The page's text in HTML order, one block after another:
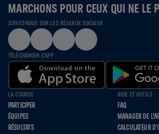
MARCHONS POUR CEUX QUI NE LE
SUIVEZ-NOUS SUR LES RÉSEAUX SOCIAUX
TÉLÉCHARGER L'APP
LA COURSE
PARTICIPER
ÉQUIPES
RÉSULTATS
AIDE ET OUTILS
FAQ
MANAGER DE
CALCULATEUR